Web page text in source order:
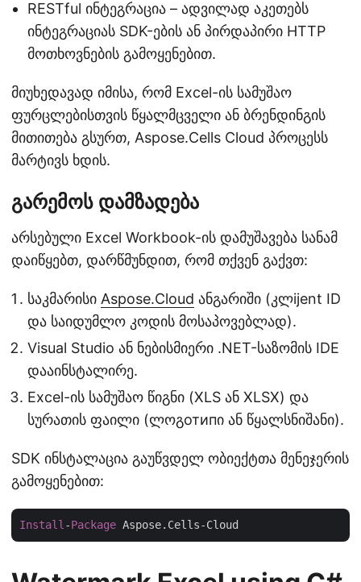
RESTful ინტეგრაცია – ადვილად აკეთებს
ინტეგრაციას SDK-ების ან პირდაპირი HTTP
მოთხოვნების გამოყენებით.
მიუხედავად იმისა, რომ Excel-ის სამუშაო
ფურცლებისთვის წყალმცველი ან ბრენდინგის
მითითება გსურთ, Aspose.Cells Cloud პროცესს
მარტივს ხდის.
გარემოს დამზადება
არსებული Excel Workbook-ის დამუშავება სანამ
დაიწყებთ, დარწმუნდით, რომ თქვენ გაქვთ:
საკმარისი Aspose.Cloud ანგარიში (კლijent ID
და საიდუმლო კოდის მოსაპოვებლად).
Visual Studio ან ნებისმიერი .NET-საზომის IDE
დააინსტალირე.
Excel-ის სამუშაო წიგნი (XLS ან XLSX) და
სურათის ფაილი (ლოგотипი ან წყალსნიშანი).
SDK ინსტალაცია გაუწვდელ ობიექტთა მენეჯერის
გამოყენებით:
Install-Package